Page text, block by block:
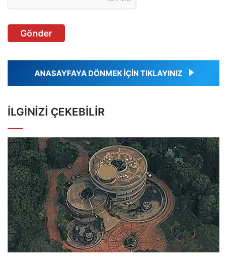
Gönder
ANASAYFAYA DÖNMEK İÇİN TIKLAYINIZ
İLGINIZI ÇEKEBILIR